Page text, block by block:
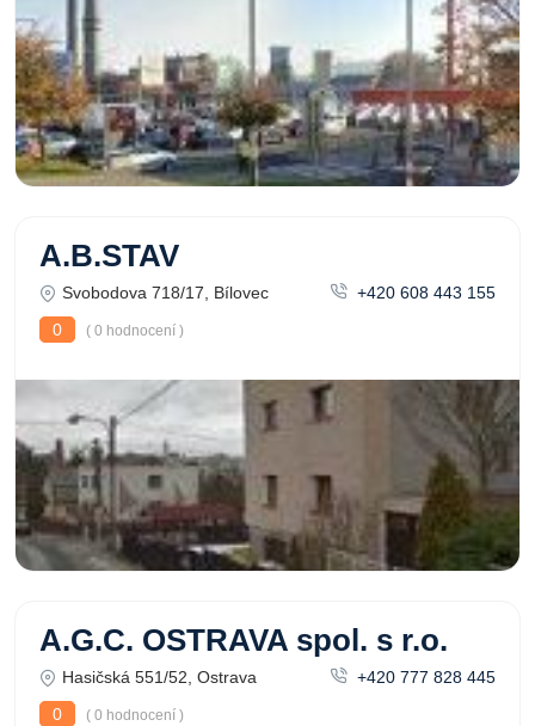
A.B.STAV
Svobodova 718/17, Bílovec
+420 608 443 155
0
( 0 hodnocení )
A.G.C. OSTRAVA spol. s r.o.
Hasičská 551/52, Ostrava
+420 777 828 445
0
( 0 hodnocení )